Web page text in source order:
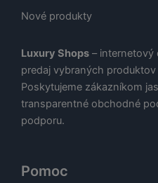
Nové produkty
Luxury Shops – internetový
predaj vybraných
Poskytujeme zákazníkom
transparentné obchodné
podporu.
Pomoc